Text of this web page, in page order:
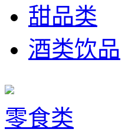
甜品类
酒类饮品
零食类